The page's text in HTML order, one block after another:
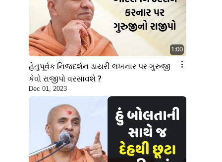
1:00
હેતુપૂર્વક નિજદર્શન ડાયરી લખનાર પર ગુરુજી
કેવો રાજીપો વરસાવશે ?
Dec 01, 2023